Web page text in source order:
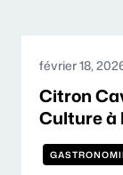
février 18,
Citron
Culture à